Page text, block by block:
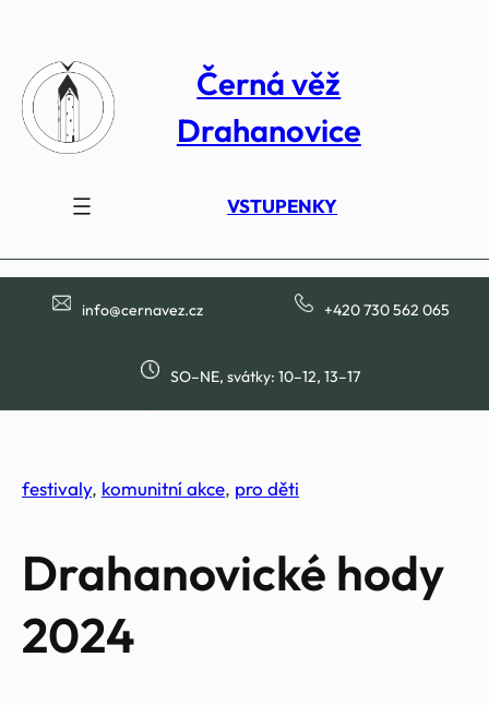
obsah
Černá věž
Drahanovice
VSTUPENKY
info@cernavez.cz +420 730 562 065
SO–NE, svátky: 10–12, 13–17
festivaly, komunitní akce, pro děti
Drahanovické hody
2024